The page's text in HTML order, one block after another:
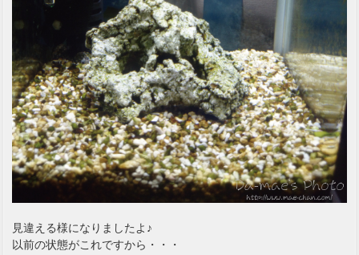
見違える様になりましたよ♪
以前の状態がこれですから・・・